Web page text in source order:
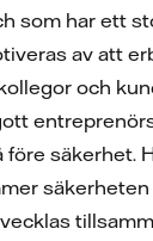
som har ett
av att
och
säkerhet.